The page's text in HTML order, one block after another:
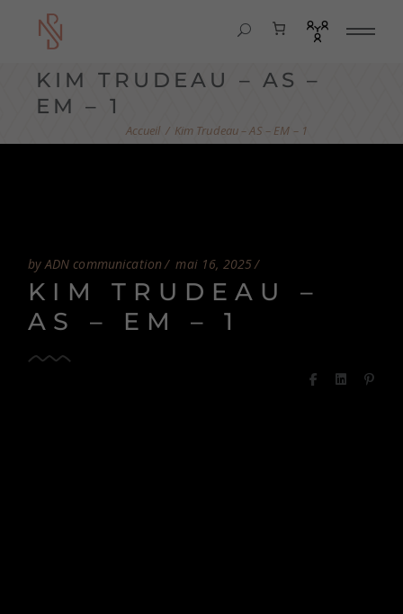
KIM TRUDEAU – AS –
EM – 1
Kim Trudeau – AS – EM – 1
by ADN communication mai 16, 2025
KIM TRUDEAU –
AS – EM – 1